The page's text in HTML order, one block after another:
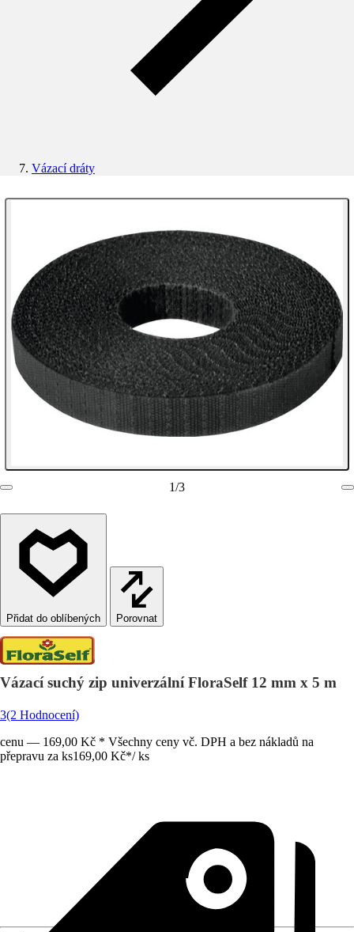
Vázací dráty
1/3
Porovnat
Vázací suchý zip univerzální FloraSelf 12 mm x 5 m
3(2 Hodnocení)
cenu — 169,00 Kč * Všechny ceny vč. DPH a bez nákladů na
přepravu za ks169,00 Kč*/ ks